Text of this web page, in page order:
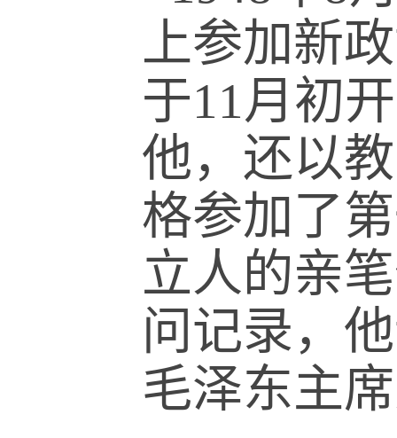
上参加新
于11月初
他，还以
格参加了
立人的亲
问记录，
毛泽东主